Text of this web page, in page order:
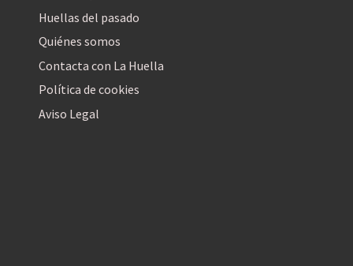
Huellas del pasado
Quiénes somos
Contacta con La Huella
Política de cookies
Aviso Legal